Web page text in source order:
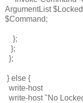
ArgumentList
$Command;
};
};
};
} else {
write-host
write-host "No